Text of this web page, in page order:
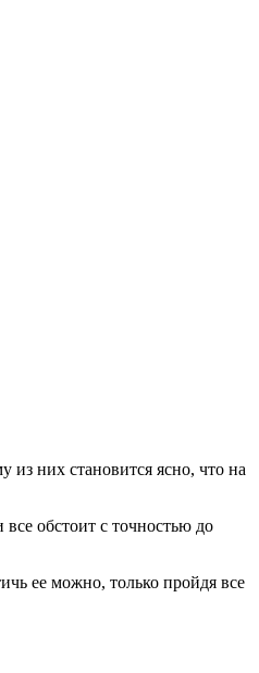
них становится ясно, что на
обстоит с точностью до
ее можно, только пройдя все